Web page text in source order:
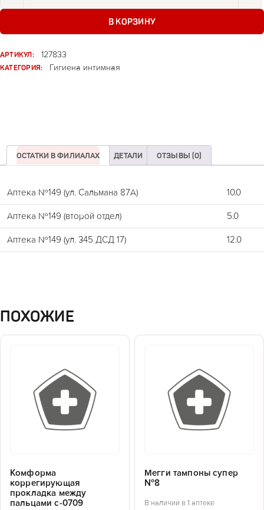
В КОРЗИНУ
АРТИКУЛ:
127833
КАТЕГОРИЯ:
Гигиена интимная
ОСТАТКИ В ФИЛИАЛАХ ДЕТАЛИ ОТЗЫВЫ (0)
Аптека №149 (ул. Сальмана 87А) 10.0
Аптека №149 (второй отдел) 5.0
Аптека №149 (ул. 345 ДСД 17) 12.0
ПОХОЖИЕ
Комформа
коррегирующая
прокладка между
пальцами c-0709
Мегги тампоны супер
№8
В наличии в 1 аптеке